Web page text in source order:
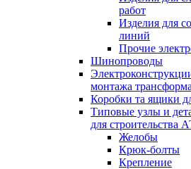
работ
Изделия для
линий
Прочие
Шинопроводы
монтажа
Коробки та ящики
Типовые узлы и
для строительства
Желобы
Крюк-болты
Крепление